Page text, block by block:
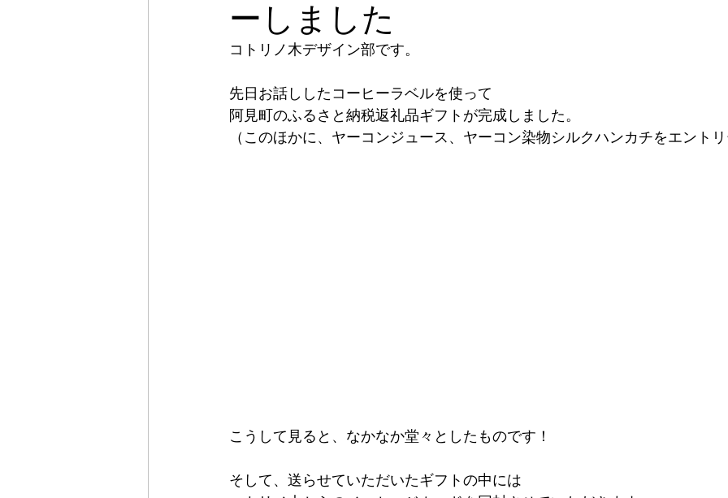
ーしました
コトリノ木デザイン部です。
先日お話ししたコーヒーラベルを使って
阿見町のふるさと納税返礼品ギフトが完成しました。
（このほかに、ヤーコンジュース、ヤーコン染物シルクハンカチをエントリ
こうして見ると、なかなか堂々としたものです！
そして、送らせていただいたギフトの中には